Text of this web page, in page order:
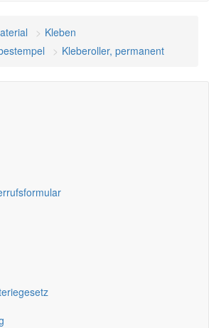
Kleben
Kleberoller, permanent